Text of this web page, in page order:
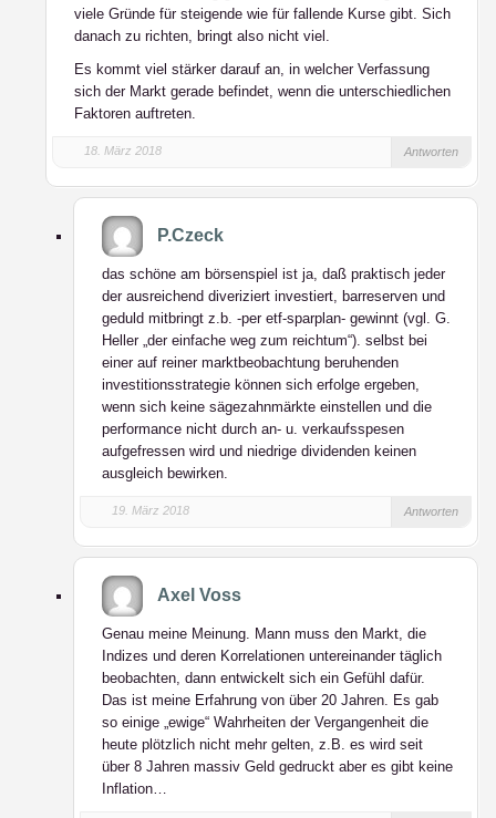
viele Gründe für steigende wie für fallende Kurse gibt. Sich
danach zu richten, bringt also nicht viel.
Es kommt viel stärker darauf an, in welcher Verfassung
sich der Markt gerade befindet, wenn die unterschiedlichen
Faktoren auftreten.
18. März 2018 Antworten
P.Czeck
das schöne am börsenspiel ist ja, daß praktisch jeder
der ausreichend diveriziert investiert, barreserven und
geduld mitbringt z.b. -per etf-sparplan- gewinnt (vgl. G.
Heller „der einfache weg zum reichtum“). selbst bei
einer auf reiner marktbeobachtung beruhenden
investitionsstrategie können sich erfolge ergeben,
wenn sich keine sägezahnmärkte einstellen und die
performance nicht durch an- u. verkaufsspesen
aufgefressen wird und niedrige dividenden keinen
ausgleich bewirken.
19. März 2018 Antworten
Axel Voss
Genau meine Meinung. Mann muss den Markt, die
Indizes und deren Korrelationen untereinander täglich
beobachten, dann entwickelt sich ein Gefühl dafür.
Das ist meine Erfahrung von über 20 Jahren. Es gab
so einige „ewige“ Wahrheiten der Vergangenheit die
heute plötzlich nicht mehr gelten, z.B. es wird seit
über 8 Jahren massiv Geld gedruckt aber es gibt keine
Inflation…